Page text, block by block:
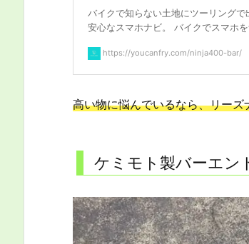
バイクで知らない土地にツーリング
安心なスマホナビ。 バイクでスマホを
https://youcanfry.com/ninja400-bar/
高い物に悩んでいるなら、リー
ケミモト製バーエン